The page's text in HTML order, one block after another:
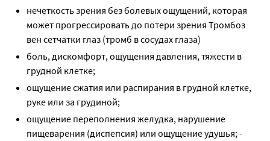
нечеткость зрения без болевых ощущений, которая
может прогрессировать до потери зрения Тромбоз
вен сетчатки глаз (тромб в сосудах глаза)
боль, дискомфорт, ощущения давления, тяжести в
грудной клетке;
ощущение сжатия или распирания в грудной клетке,
руке или за грудиной;
ощущение переполнения желудка, нарушение
пищеварения (диспепсия) или ощущение удушья; -